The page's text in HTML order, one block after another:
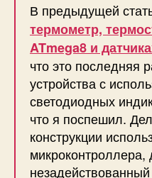
В предыдущей
термометр,
ATmega8 и
что это последняя
устройства с
светодиодных
что я поспешил.
конструкции